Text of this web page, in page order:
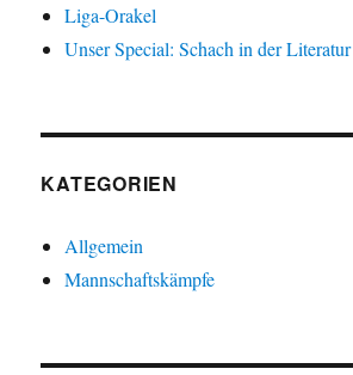
Liga-Orakel
Unser Special: Schach in der Literatur
KATEGORIEN
Allgemein
Mannschaftskämpfe